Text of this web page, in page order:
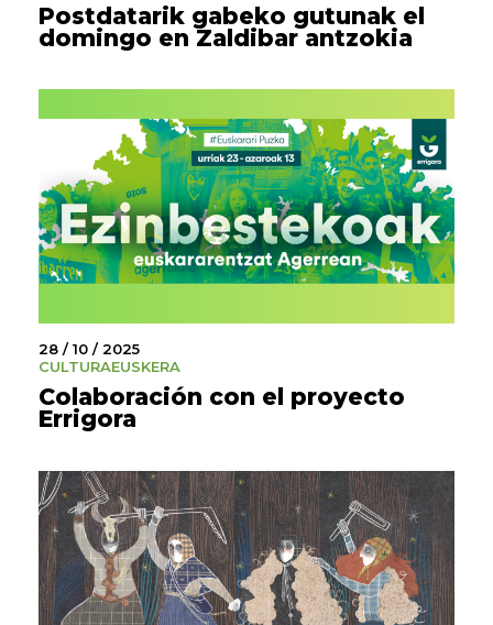
Postdatarik gabeko gutunak el
domingo en Zaldibar antzokia
28 / 10 / 2025
CULTURAEUSKERA
Colaboración con el proyecto
Errigora